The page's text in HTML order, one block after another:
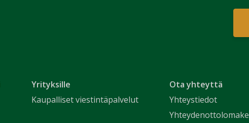
Yrityksille
Kaupalliset viestintäpalvelut
Ota yhteyttä
Yhteystiedot
Yhteydenottolomake